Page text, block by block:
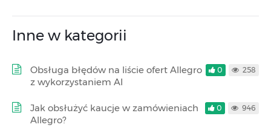
Inne w kategorii
Obsługa błędów na liście ofert Allegro
z wykorzystaniem AI
0 258
Jak obsłużyć kaucje w zamówieniach
Allegro?
0 946